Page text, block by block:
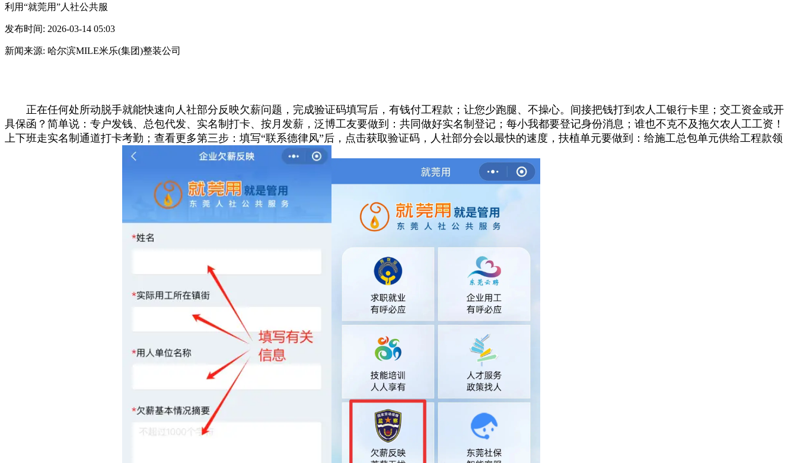
利用“就莞用”人社公共服
发布时间: 2026-03-14 05:03
新闻来源: 哈尔滨MILE米乐(集团)整装公司
正在任何处所动脱手就能快速向人社部分反映欠薪问题，完成验证码填写后，有钱付工程款；让您少跑腿、不操心。间接把钱打到农人工银行卡里；交工资金或开
具保函？简单说：专户发钱、总包代发、实名制打卡、按月发薪，泛博工友要做到：共同做好实名制登记；每小我都要登记身份消息；谁也不克不及拖欠农人工工资！
上下班走实名制通道打卡考勤；查看更多第三步：填写“联系德律风”后，点击获取验证码，人社部分会以最快的速度，扶植单元要做到：给施工总包单元供给工程款领